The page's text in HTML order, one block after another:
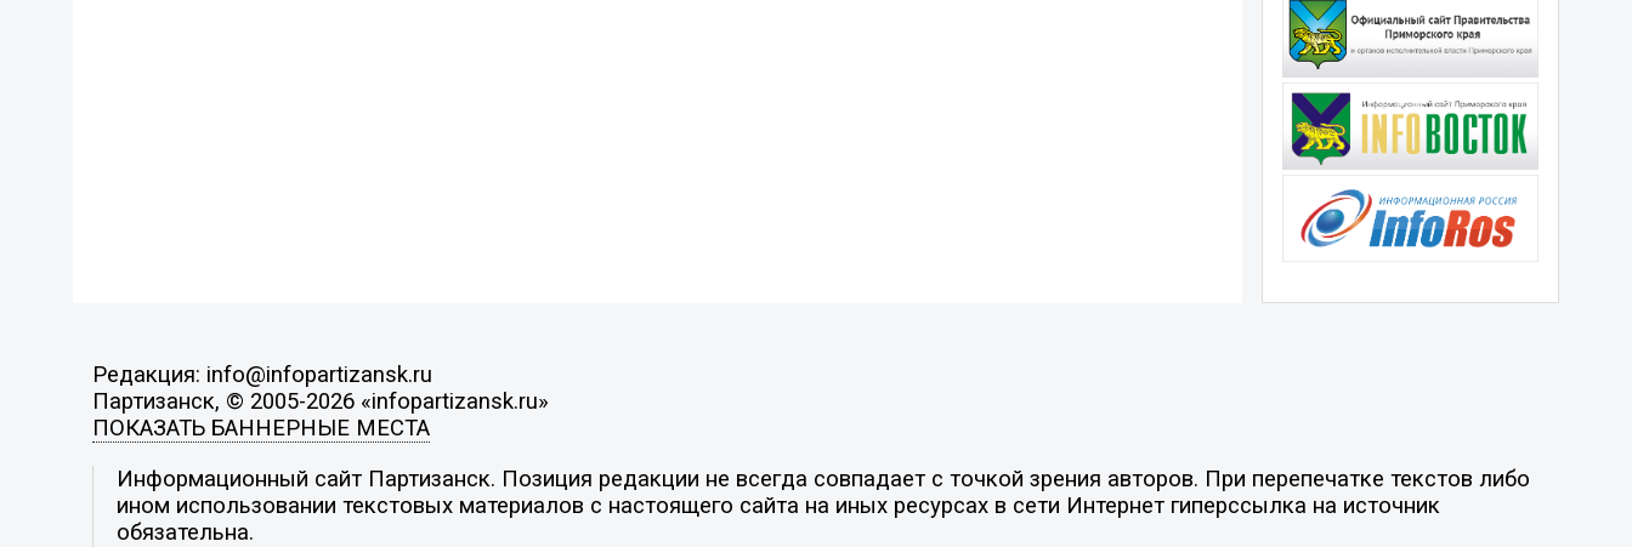
Редакция: info@infopartizansk.ru
Партизанск, © 2005-2026 «infopartizansk.ru»
ПОКАЗАТЬ БАННЕРНЫЕ МЕСТА
Информационный сайт Партизанск. Позиция редакции не всегда совпадает с точкой зрения авторов. При перепечатке текстов либо
ином использовании текстовых материалов с настоящего сайта на иных ресурсах в сети Интернет гиперссылка на источник
обязательна.